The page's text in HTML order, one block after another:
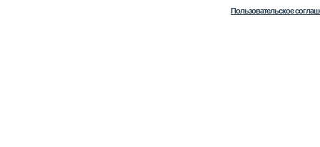
Пользовательское